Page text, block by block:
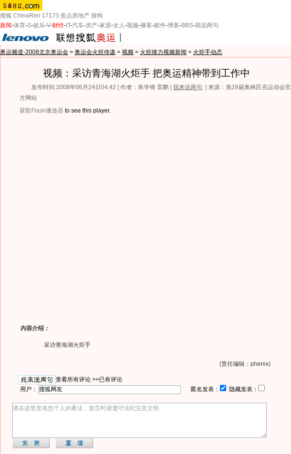
搜狐 ChinaRen 17173 焦点房地产 搜狗
新闻-体育-S-娱乐-V-财经- IT-汽车-房产-家居-女人-视频-播客-邮件-博客-BBS-我说两句
奥运频道-2008北京奥运会 > 奥运会火炬传递 > 视频 > 火炬接力视频新闻 > 火炬手动态
视频：采访青海湖火炬手 把奥运精神带到工作中
发布时间:2008年06月24日04:42 | 作者：朱学锋 雷鹏 | 我来说两句
| 来源：第29届奥林匹克运动会官
方网站
获取Flash播放器 to see this player.
内容介绍：
采访青海湖火炬手
(责任编辑：phenix)
查看所有评论 >>已有评论
用户：
匿名发表： 隐藏发表：